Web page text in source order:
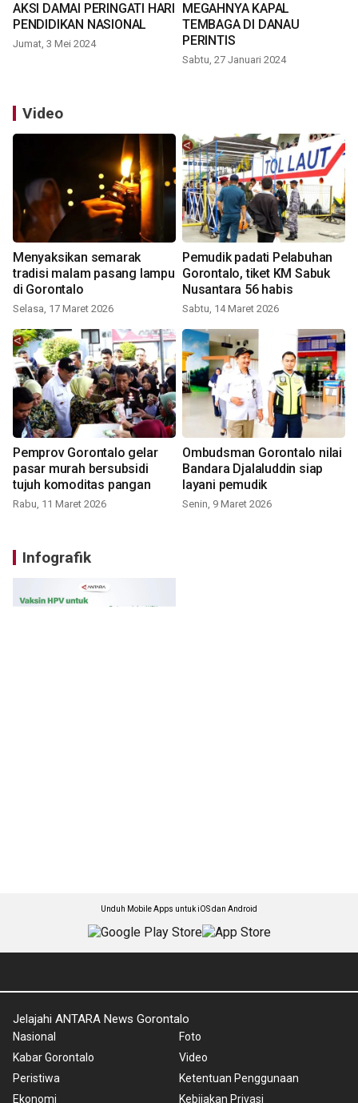
AKSI DAMAI PERINGATI HARI
PENDIDIKAN NASIONAL
Jumat, 3 Mei 2024
MEGAHNYA KAPAL
TEMBAGA DI DANAU
PERINTIS
Sabtu, 27 Januari 2024
Video
Menyaksikan semarak
tradisi malam pasang lampu
di Gorontalo
Selasa, 17 Maret 2026
Pemudik padati Pelabuhan
Gorontalo, tiket KM Sabuk
Nusantara 56 habis
Sabtu, 14 Maret 2026
Pemprov Gorontalo gelar
pasar murah bersubsidi
tujuh komoditas pangan
Rabu, 11 Maret 2026
Ombudsman Gorontalo nilai
Bandara Djalaluddin siap
layani pemudik
Senin, 9 Maret 2026
Infografik
Unduh Mobile Apps untuk iOS dan Android
Jelajahi ANTARA News Gorontalo
Nasional
Kabar Gorontalo
Peristiwa
Ekonomi
Foto
Video
Ketentuan Penggunaan
Kebijakan Privasi